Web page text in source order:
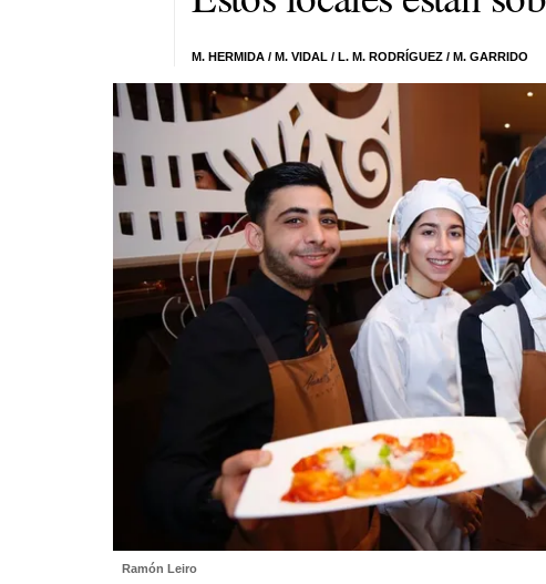
M. HERMIDA / M. VIDAL /L. M. RODRÍGUEZ / M. GARRIDO
Ramón Leiro